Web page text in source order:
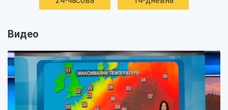
Видео